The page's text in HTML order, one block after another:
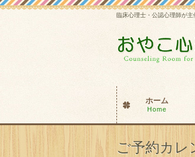
臨床心理士・公認心理師が
ホーム
Home
ご予約カレ